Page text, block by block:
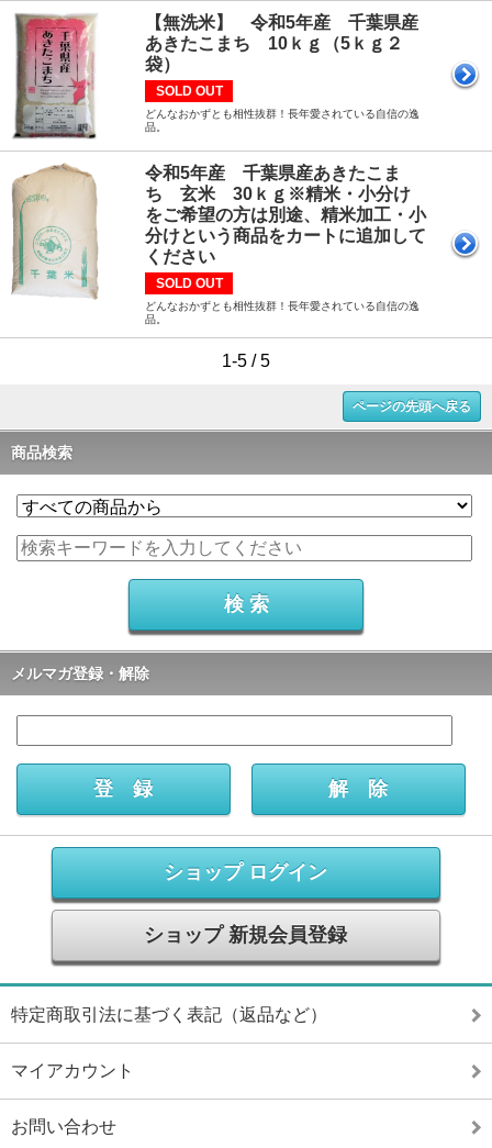
【無洗米】 令和5年産 千葉県産
あきたこまち 10ｋｇ（5ｋｇ２
袋）
SOLD OUT
どんなおかずとも相性抜群！長年愛されている自信の逸
品。
令和5年産 千葉県産あきたこま
ち 玄米 30ｋｇ※精米・小分け
をご希望の方は別途、精米加工・小
分けという商品をカートに追加して
ください
SOLD OUT
どんなおかずとも相性抜群！長年愛されている自信の逸
品。
1-5 / 5
ページの先頭へ戻る
商品検索
メルマガ登録・解除
ショップ ログイン
ショップ 新規会員登録
特定商取引法に基づく表記（返品など）
マイアカウント
お問い合わせ